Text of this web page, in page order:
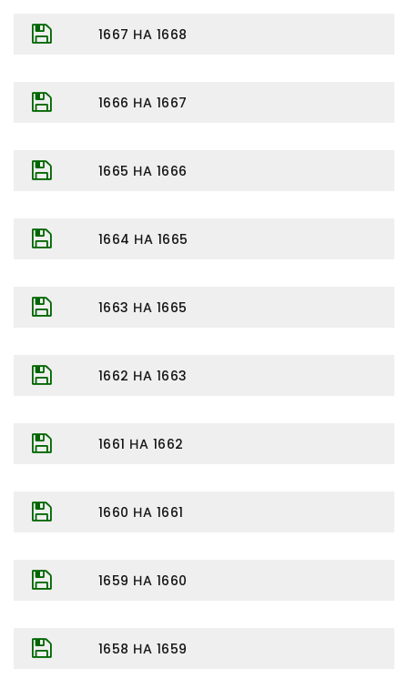
1667 НА 1668
1666 НА 1667
1665 НА 1666
1664 НА 1665
1663 НА 1665
1662 НА 1663
1661 НА 1662
1660 НА 1661
1659 НА 1660
1658 НА 1659